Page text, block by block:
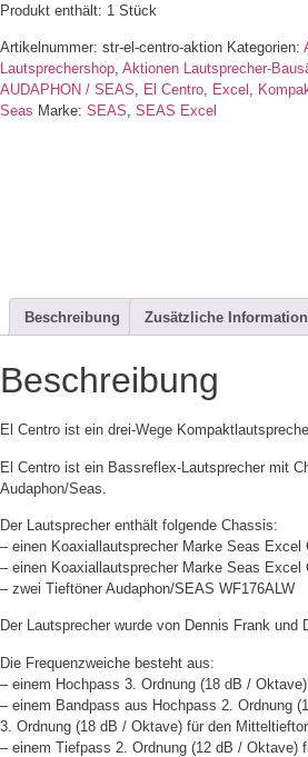
Produkt enthält: 1 Stück
Artikelnummer: str-el-centro-aktion Kategorien:
Lautsprechershop, Aktionen Lautsprecher-
AUDAPHON / SEAS, El Centro, Excel ,
Seas Marke: SEAS, SEAS Excel
Beschreibung Zusätzliche Information
Beschreibung
El Centro ist ein drei-Wege
El Centro ist ein Bassreflex-Lautsprecher mit
Audaphon/Seas.
Der Lautsprecher enthält folgende Chassis:
– einen Koaxiallautsprecher Marke Seas Excel
– einen Koaxiallautsprecher Marke Seas Excel
– zwei Tieftöner Audaphon/SEAS WF176ALW
Der Lautsprecher wurde von Dennis Frank und
Die Frequenzweiche besteht aus:
– einem Hochpass 3. Ordnung (18 dB /
– einem Bandpass aus Hochpass 2. Ordnung
3. Ordnung (18 dB / Oktave) für den
– einem Tiefpass 2. Ordnung (12 dB / Oktave)